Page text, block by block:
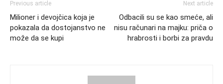
Previous article
Milioner i devojčica koja je
pokazala da dostojanstvo ne
može da se kupi
Next article
Odbacili su se kao smeće, ali
nisu računari na majku: priča o
hrabrosti i borbi za pravdu